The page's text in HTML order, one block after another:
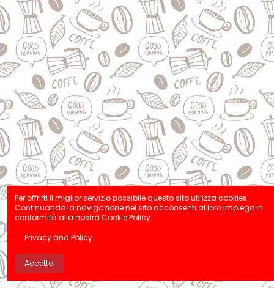
Per offrirti il miglior servizio possibile questo sito utilizza cookies.
Continuando la navigazione nel sito acconsenti al loro impiego in
conformità alla nostra Cookie Policy.
Privacy and Policy
Accetta